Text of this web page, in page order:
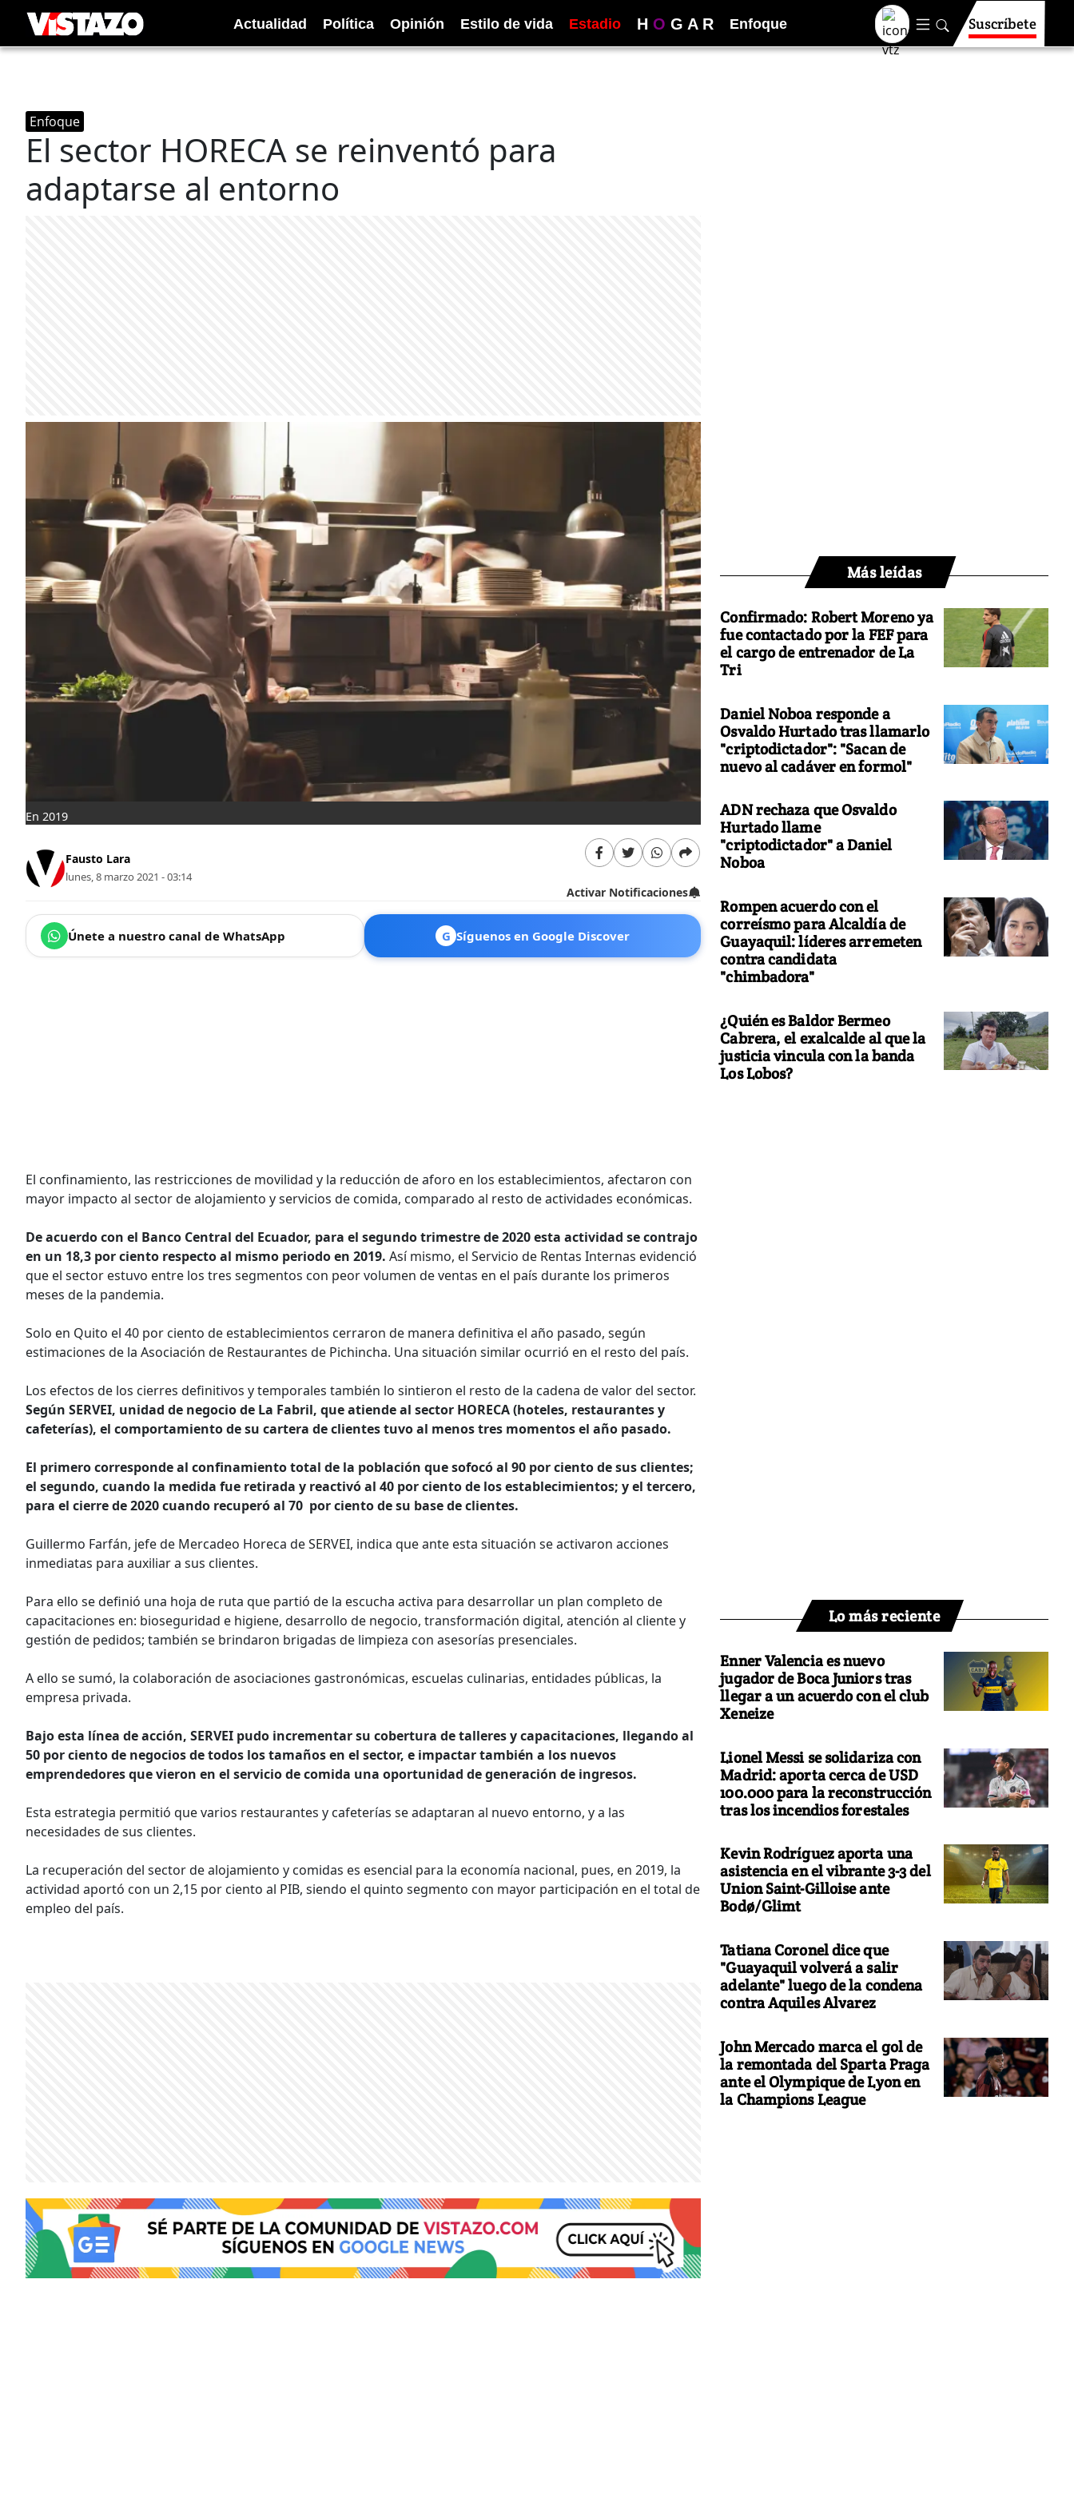
Actualidad Política Opinión Estilo de vida Estadio H O G A R Enfoque Suscríbete
Enfoque
El sector HORECA se reinventó para
adaptarse al entorno
En 2019
Fausto Lara
lunes, 8 marzo 2021 - 03:14
Activar Notificaciones
Únete a nuestro canal de WhatsApp G Síguenos en Google Discover
El confinamiento, las restricciones de movilidad y la reducción de aforo en los establecimientos, afectaron con
mayor impacto al sector de alojamiento y servicios de comida, comparado al resto de actividades económicas.
De acuerdo con el Banco Central del Ecuador, para el segundo trimestre de 2020 esta actividad se contrajo
en un 18,3 por ciento respecto al mismo periodo en 2019. Así mismo, el Servicio de Rentas Internas evidenció
que el sector estuvo entre los tres segmentos con peor volumen de ventas en el país durante los primeros
meses de la pandemia.
Solo en Quito el 40 por ciento de establecimientos cerraron de manera definitiva el año pasado, según
estimaciones de la Asociación de Restaurantes de Pichincha. Una situación similar ocurrió en el resto del país.
Los efectos de los cierres definitivos y temporales también lo sintieron el resto de la cadena de valor del sector.
Según SERVEI, unidad de negocio de La Fabril, que atiende al sector HORECA (hoteles, restaurantes y
cafeterías), el comportamiento de su cartera de clientes tuvo al menos tres momentos el año pasado.
El primero corresponde al confinamiento total de la población que sofocó al 90 por ciento de sus clientes;
el segundo, cuando la medida fue retirada y reactivó al 40 por ciento de los establecimientos; y el tercero,
para el cierre de 2020 cuando recuperó al 70 por ciento de su base de clientes.
Guillermo Farfán, jefe de Mercadeo Horeca de SERVEI, indica que ante esta situación se activaron acciones
inmediatas para auxiliar a sus clientes.
Para ello se definió una hoja de ruta que partió de la escucha activa para desarrollar un plan completo de
capacitaciones en: bioseguridad e higiene, desarrollo de negocio, transformación digital, atención al cliente y
gestión de pedidos; también se brindaron brigadas de limpieza con asesorías presenciales.
A ello se sumó, la colaboración de asociaciones gastronómicas, escuelas culinarias, entidades públicas, la
empresa privada.
Bajo esta línea de acción, SERVEI pudo incrementar su cobertura de talleres y capacitaciones, llegando al
50 por ciento de negocios de todos los tamaños en el sector, e impactar también a los nuevos
emprendedores que vieron en el servicio de comida una oportunidad de generación de ingresos.
Esta estrategia permitió que varios restaurantes y cafeterías se adaptaran al nuevo entorno, y a las
necesidades de sus clientes.
La recuperación del sector de alojamiento y comidas es esencial para la economía nacional, pues, en 2019, la
actividad aportó con un 2,15 por ciento al PIB, siendo el quinto segmento con mayor participación en el total de
empleo del país.
Más leídas
Confirmado: Robert Moreno ya
fue contactado por la FEF para
el cargo de entrenador de La
Tri
Daniel Noboa responde a
Osvaldo Hurtado tras llamarlo
"criptodictador": "Sacan de
nuevo al cadáver en formol"
ADN rechaza que Osvaldo
Hurtado llame
"criptodictador" a Daniel
Noboa
Rompen acuerdo con el
correísmo para Alcaldía de
Guayaquil: líderes arremeten
contra candidata
"chimbadora"
¿Quién es Baldor Bermeo
Cabrera, el exalcalde al que la
justicia vincula con la banda
Los Lobos?
Lo más reciente
Enner Valencia es nuevo
jugador de Boca Juniors tras
llegar a un acuerdo con el club
Xeneize
Lionel Messi se solidariza con
Madrid: aporta cerca de USD
100.000 para la reconstrucción
tras los incendios forestales
Kevin Rodríguez aporta una
asistencia en el vibrante 3-3 del
Union Saint-Gilloise ante
Bodø/Glimt
Tatiana Coronel dice que
"Guayaquil volverá a salir
adelante" luego de la condena
contra Aquiles Alvarez
John Mercado marca el gol de
la remontada del Sparta Praga
ante el Olympique de Lyon en
la Champions League